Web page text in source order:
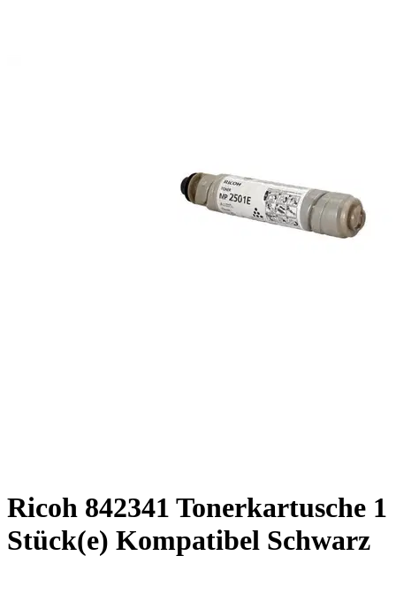
Ricoh 842341 Tonerkartusche 1
Stück(e) Kompatibel Schwarz